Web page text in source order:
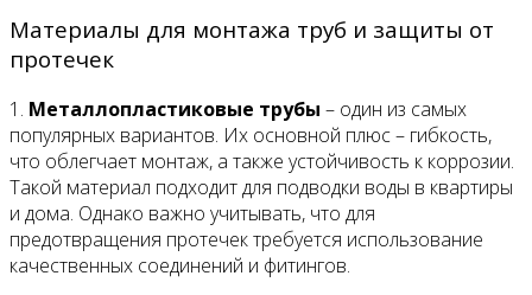
Материалы для монтажа труб и защиты от
протечек
1. Металлопластиковые трубы – один из самых
популярных вариантов. Их основной плюс – гибкость,
что облегчает монтаж, а также устойчивость к коррозии.
Такой материал подходит для подводки воды в квартиры
и дома. Однако важно учитывать, что для
предотвращения протечек требуется использование
качественных соединений и фитингов.